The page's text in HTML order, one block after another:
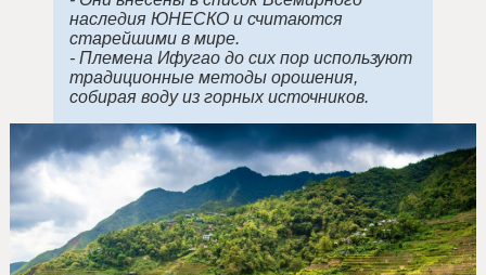
наследия ЮНЕСКО и считаются
старейшими в мире.
- Племена Ифугао до сих пор используют
традиционные методы орошения,
собирая воду из горных источников.